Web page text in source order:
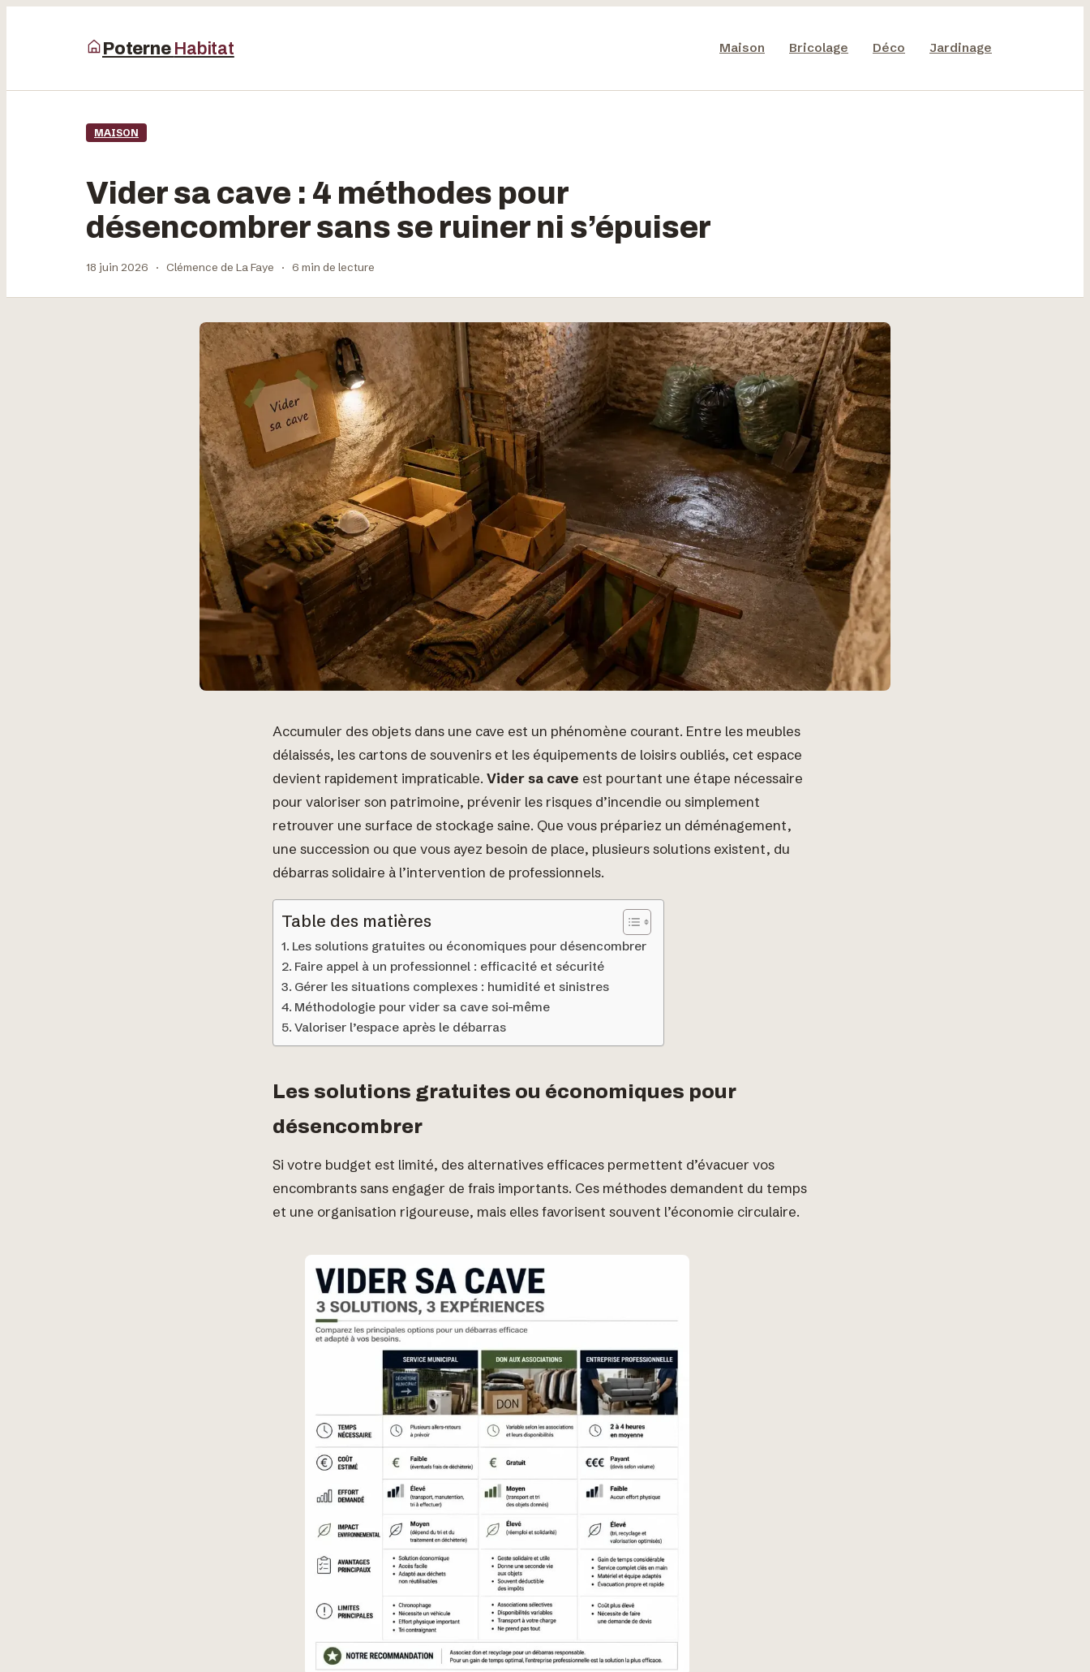
Poterne Habitat Maison Bricolage Déco Jardinage
MAISON
Vider sa cave : 4 méthodes pour
désencombrer sans se ruiner ni s’épuiser
18 juin 2026 · Clémence de La Faye · 6 min de lecture
Accumuler des objets dans une cave est un phénomène courant. Entre les meubles
délaissés, les cartons de souvenirs et les équipements de loisirs oubliés, cet espace
devient rapidement impraticable. Vider sa cave est pourtant une étape nécessaire
pour valoriser son patrimoine, prévenir les risques d’incendie ou simplement
retrouver une surface de stockage saine. Que vous prépariez un déménagement,
une succession ou que vous ayez besoin de place, plusieurs solutions existent, du
débarras solidaire à l’intervention de professionnels.
Table des matières
Les solutions gratuites ou économiques pour désencombrer
Faire appel à un professionnel : efficacité et sécurité
Gérer les situations complexes : humidité et sinistres
Méthodologie pour vider sa cave soi-même
Valoriser l’espace après le débarras
Les solutions gratuites ou économiques pour
désencombrer
Si votre budget est limité, des alternatives efficaces permettent d’évacuer vos
encombrants sans engager de frais importants. Ces méthodes demandent du temps
et une organisation rigoureuse, mais elles favorisent souvent l’économie circulaire.